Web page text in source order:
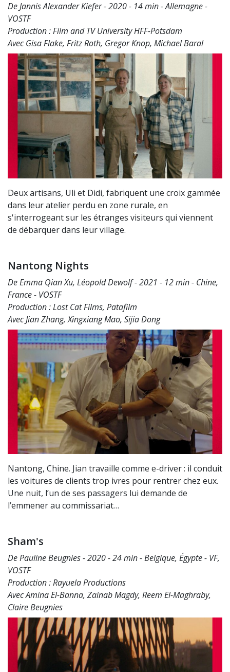
De Jannis Alexander Kiefer - 2020 - 14 min - Allemagne -
VOSTF
Production : Film and TV University HFF-Potsdam
Avec Gisa Flake, Fritz Roth, Gregor Knop, Michael Baral
Deux artisans, Uli et Didi, fabriquent une croix gammée
dans leur atelier perdu en zone rurale, en
s'interrogeant sur les étranges visiteurs qui viennent
de débarquer dans leur village.
Nantong Nights
De Emma Qian Xu, Léopold Dewolf - 2021 - 12 min - Chine,
France - VOSTF
Production : Lost Cat Films, Patafilm
Avec Jian Zhang, Xingxiang Mao, Sijia Dong
Nantong, Chine. Jian travaille comme e-driver : il conduit
les voitures de clients trop ivres pour rentrer chez eux.
Une nuit, l’un de ses passagers lui demande de
l’emmener au commissariat…
Sham's
De Pauline Beugnies - 2020 - 24 min - Belgique, Égypte - VF,
VOSTF
Production : Rayuela Productions
Avec Amina El-Banna, Zainab Magdy, Reem El-Maghraby,
Claire Beugnies